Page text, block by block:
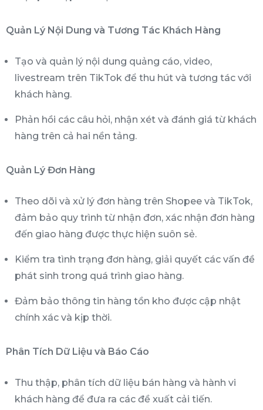
Quản Lý Nội Dung và Tương Tác Khách Hàng
Tạo và quản lý nội dung quảng cáo, video,
livestream trên TikTok để thu hút và tương tác với
khách hàng.
Phản hồi các câu hỏi, nhận xét và đánh giá từ khách
hàng trên cả hai nền tảng.
Quản Lý Đơn Hàng
Theo dõi và xử lý đơn hàng trên Shopee và TikTok,
đảm bảo quy trình từ nhận đơn, xác nhận đơn hàng
đến giao hàng được thực hiện suôn sẻ.
Kiểm tra tình trạng đơn hàng, giải quyết các vấn đề
phát sinh trong quá trình giao hàng.
Đảm bảo thông tin hàng tồn kho được cập nhật
chính xác và kịp thời.
Phân Tích Dữ Liệu và Báo Cáo
Thu thập, phân tích dữ liệu bán hàng và hành vi
khách hàng để đưa ra các đề xuất cải tiến.